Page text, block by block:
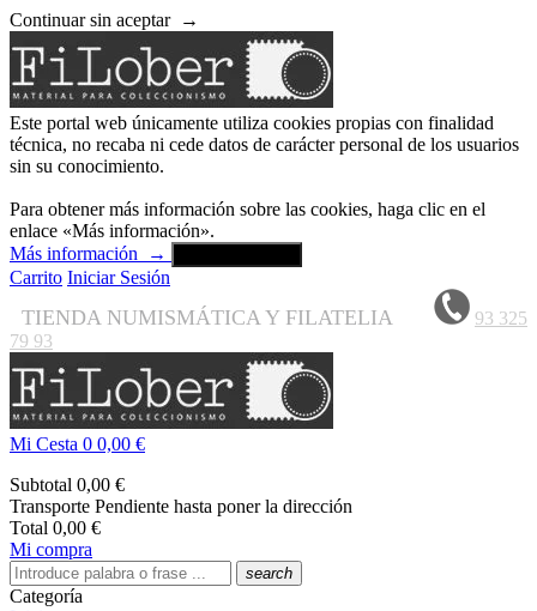
Continuar sin aceptar →
Este portal web únicamente utiliza cookies propias con finalidad
técnica, no recaba ni cede datos de carácter personal de los usuarios
sin su conocimiento.
Para obtener más información sobre las cookies, haga clic en el
enlace «Más información».
Más información
→
Carrito Iniciar Sesión
TIENDA NUMISMÁTICA Y FILATELIA
93 325
79 93
Mi Cesta 0 0,00 €
Subtotal 0,00 €
Transporte Pendiente hasta poner la dirección
Total 0,00 €
Mi compra
search
Categoría